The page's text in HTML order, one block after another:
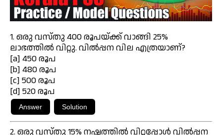
1. ഒരു വസ്തു 400 രൂപയ്ക്ക് വാങ്ങി 25%
ലാഭത്തിൽ വിറ്റു. വിൽപ്പന വില എത്രയാണ്?
[a] 450 രൂപ
[b] 480 രൂപ
[c] 500 രൂപ
[d] 520 രൂപ
2. ഒരു വസ്തു 15% നഷ്ടത്തിൽ വിറ്റപ്പോൾ വിൽപ്പന